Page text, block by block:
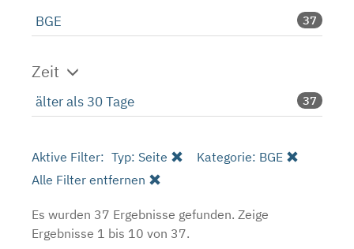
BGE 37
Zeit
älter als 30 Tage 37
Aktive Filter: Typ: Seite
Kategorie: BGE
Alle Filter entfernen
Es wurden 37 Ergebnisse gefunden. Zeige
Ergebnisse 1 bis 10 von 37.